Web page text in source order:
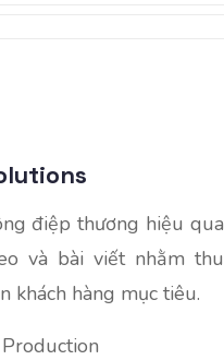
điệp thương hiệu qua
và bài viết nhằm thu
khách hàng mục tiêu.